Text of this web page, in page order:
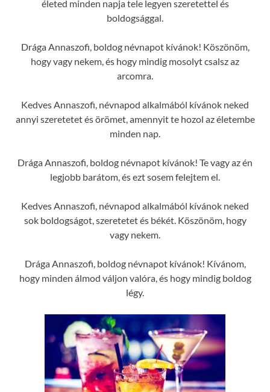
életed minden napja tele legyen szeretettel és
boldogsággal.
Drága Annaszofi, boldog névnapot kívánok! Köszönöm,
hogy vagy nekem, és hogy mindig mosolyt csalsz az
arcomra.
Kedves Annaszofi, névnapod alkalmából kívánok neked
annyi szeretetet és örömet, amennyit te hozol az életembe
minden nap.
Drága Annaszofi, boldog névnapot kívánok! Te vagy az én
legjobb barátom, és ezt sosem felejtem el.
Kedves Annaszofi, névnapod alkalmából kívánok neked
sok boldogságot, szeretetet és békét. Köszönöm, hogy
vagy nekem.
Drága Annaszofi, boldog névnapot kívánok! Kívánom,
hogy minden álmod váljon valóra, és hogy mindig boldog
légy.